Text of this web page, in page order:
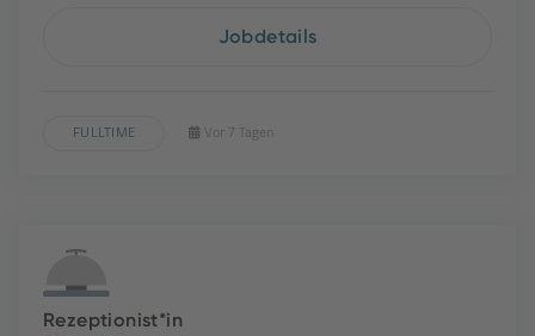
Jobdetails
FULLTIME Vor 7 Tagen
Rezeptionist*in